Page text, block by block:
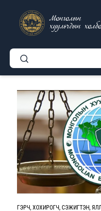
Монголын
хуульчдын
ГЭРЧ, ХОХИРОГЧ, СЭЖИГТЭН,